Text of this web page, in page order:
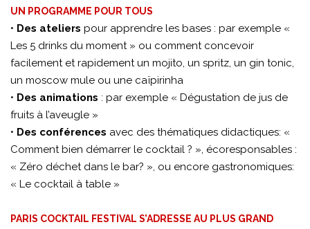
UN PROGRAMME POUR TOUS
• Des ateliers pour apprendre les bases : par exemple «
Les 5 drinks du moment » ou comment concevoir
facilement et rapidement un mojito, un spritz, un gin tonic,
un moscow mule ou une caïpirinha
• Des animations : par exemple « Dégustation de jus de
fruits à l’aveugle »
• Des conférences avec des thématiques didactiques: «
Comment bien démarrer le cocktail ? », écoresponsables :
« Zéro déchet dans le bar? », ou encore gastronomiques:
« Le cocktail à table »
PARIS COCKTAIL FESTIVAL S’ADRESSE AU PLUS GRAND